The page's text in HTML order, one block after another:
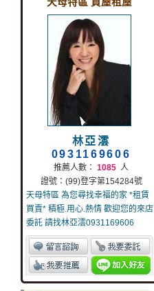
林亞澐
0931169606
推薦人數： 1085 人
證號：(99)登字第154284號
天母特區 為您尋找幸福的家 *租賃
買賣* 積極.用心.熱情 歡迎您的來店
委託 請找林亞澐0931169606